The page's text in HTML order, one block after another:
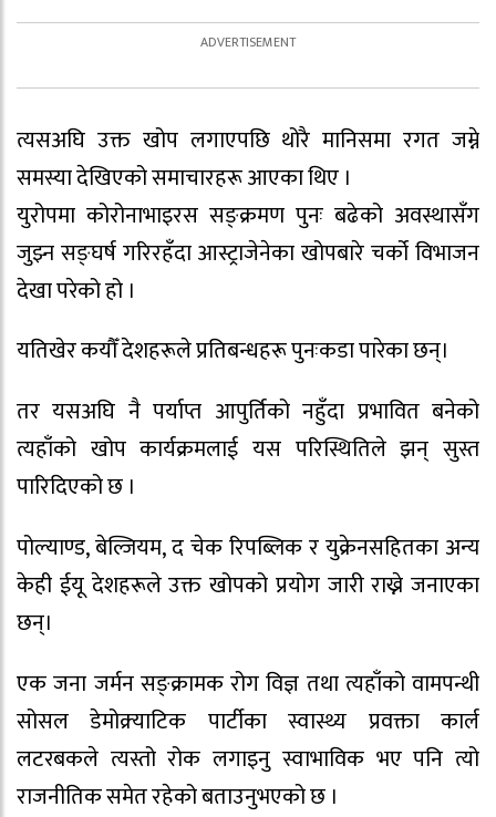
त्यसअघि उक्त खोप लगाएपछि थोरै मानिसमा रगत जम्ने
समस्या देखिएको समाचारहरू आएका थिए ।
युरोपमा कोरोनाभाइरस सङ्क्रमण पुनः बढेको अवस्थासँग
जुझ्न सङ्घर्ष गरिरहँदा आस्ट्राजेनेका खोपबारे चर्को विभाजन
देखा परेको हो ।
यतिखेर कयौँ देशहरूले प्रतिबन्धहरू पुनःकडा पारेका छन्।
तर यसअघि नै पर्याप्त आपुर्तिको नहुँदा प्रभावित बनेको
त्यहाँको खोप कार्यक्रमलाई यस परिस्थितिले झन् सुस्त
पारिदिएको छ ।
पोल्याण्ड, बेल्जियम, द चेक रिपब्लिक र युक्रेनसहितका अन्य
केही ईयू देशहरूले उक्त खोपको प्रयोग जारी राख्ने जनाएका
छन्।
एक जना जर्मन सङ्क्रामक रोग विज्ञ तथा त्यहाँको वामपन्थी
सोसल डेमोक्र्याटिक पार्टीका स्वास्थ्य प्रवक्ता कार्ल
लटरबकले त्यस्तो रोक लगाइनु स्वाभाविक भए पनि त्यो
राजनीतिक समेत रहेको बताउनुभएको छ ।